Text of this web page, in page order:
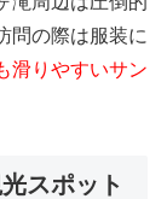
問の際は服装に
滑りやすいサン
スポット